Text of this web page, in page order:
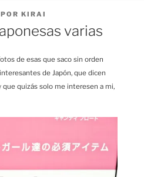
POR KIRAI
varias
de esas que saco sin orden
de Japón, que dicen
quizás solo me interesen a mi,